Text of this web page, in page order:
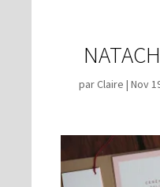
parClaire |Nov